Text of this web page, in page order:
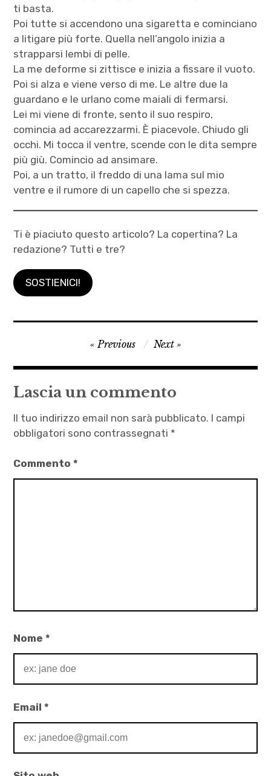
ti basta.
Poi tutte si accendono una sigaretta e cominciano
a litigare più forte. Quella nell’angolo inizia a
strapparsi lembi di pelle.
La me deforme si zittisce e inizia a fissare il vuoto.
Poi si alza e viene verso di me. Le altre due la
guardano e le urlano come maiali di fermarsi.
Lei mi viene di fronte, sento il suo respiro,
comincia ad accarezzarmi. È piacevole. Chiudo gli
occhi. Mi tocca il ventre, scende con le dita sempre
più giù. Comincio ad ansimare.
Poi, a un tratto, il freddo di una lama sul mio
ventre e il rumore di un capello che si spezza.
Ti è piaciuto questo articolo? La copertina? La
redazione? Tutti e tre?
SOSTIENICI!
Inghilterra
,
Ivan
Bilibin
,
ricordi
,
Tiziana
Lunardi
,
Navigazione
articoli
Previous Next
Lascia un commento
Il tuo indirizzo email non sarà pubblicato. I campi
obbligatori sono contrassegnati *
Commento*
Nome*
Email*